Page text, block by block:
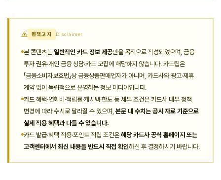
면책고지 Disclaimer
본 콘텐츠는 일반적인 카드 정보 제공만을 목적으로 작성되었으며, 금융
투자 권유·개인 금융 상담·카드 모집에 해당하지 않습니다. 카드팁은
「금융소비자보호법」상 금융상품판매업자가 아니며, 카드사와 광고·제휴
계약 없이 독립적으로 운영하는 정보 미디어입니다.
카드 혜택·연회비·적립률·캐시백·한도 등 세부 조건은 카드사 내부 정책
변경에 따라 수시로 달라질 수 있으며,본문 내 수치는 공시 자료 기준으로
실제 적용 혜택과 다를 수 있습니다.
카드 발급·혜택 적용·포인트 적립 조건은 해당 카드사 공식 홈페이지 또는
고객센터에서 최신 내용을 반드시 직접 확인하신 후 결정하시기 바랍니다.